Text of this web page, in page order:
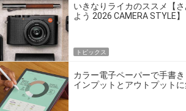
いきなりライカのススメ【
よう 2026 CAMERA STYLE】
トピックス
カラー電子ペーパーで手書
インプットとアウトプット